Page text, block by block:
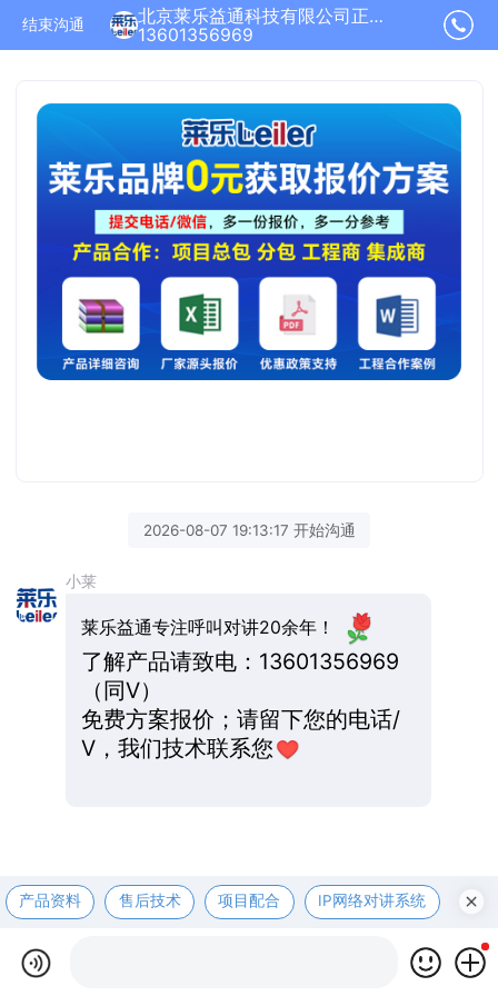
结束沟通
北京莱乐益通科技有限公司正在为您服务
13601356969
2026-08-07 19:13:17 开始沟通
小莱
莱乐益通专注呼叫对讲20余年！
了解产品请致电：13601356969
（同V）
免费方案报价；请留下您的电话/
V，我们技术联系您
产品资料 售后技术 项目配合 IP网络对讲系统 医